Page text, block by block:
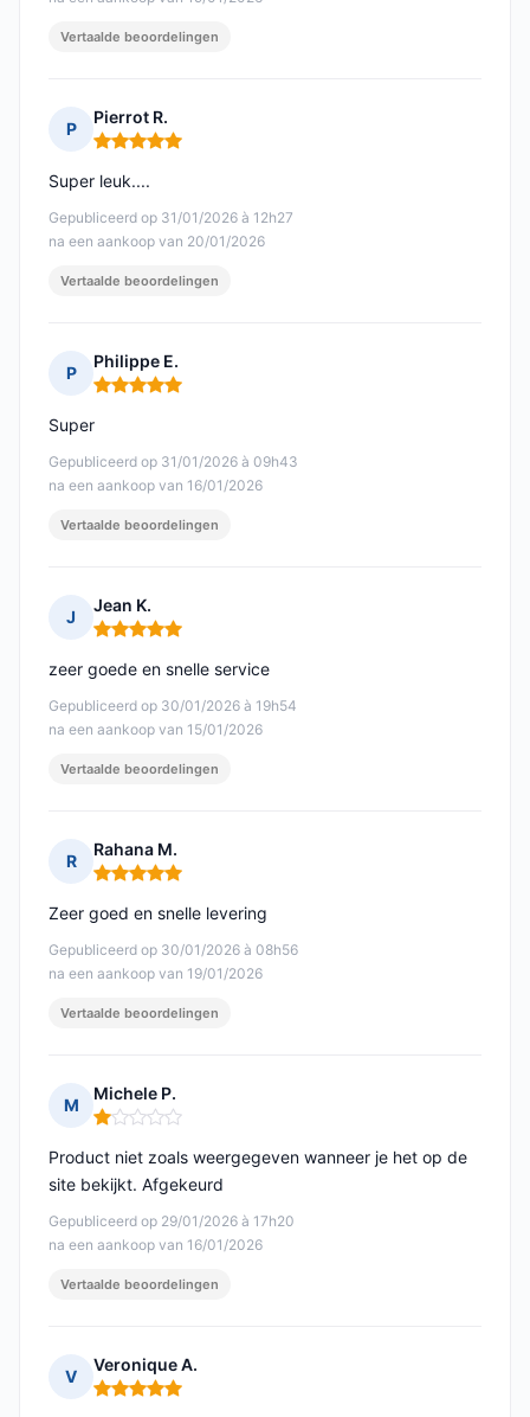
Vertaalde beoordelingen
P
Pierrot R.
Opmerking: 5 van 5
Gepubliceerd op 31/01/2026 à 12h27
na een aankoop van 20/01/2026
Super leuk....
Vertaalde beoordelingen
P
Philippe E.
Opmerking: 5 van 5
Gepubliceerd op 31/01/2026 à 09h43
na een aankoop van 16/01/2026
Super
Vertaalde beoordelingen
J
Jean K.
Opmerking: 5 van 5
Gepubliceerd op 30/01/2026 à 19h54
na een aankoop van 15/01/2026
zeer goede en snelle service
Vertaalde beoordelingen
R
Rahana M.
Opmerking: 5 van 5
Gepubliceerd op 30/01/2026 à 08h56
na een aankoop van 19/01/2026
Zeer goed en snelle levering
Vertaalde beoordelingen
M
Michele P.
Opmerking: 1 van 5
Gepubliceerd op 29/01/2026 à 17h20
na een aankoop van 16/01/2026
Product niet zoals weergegeven wanneer je het op de
site bekijkt. Afgekeurd
Vertaalde beoordelingen
V
Veronique A.
Opmerking: 5 van 5